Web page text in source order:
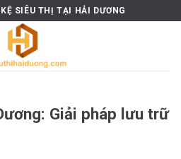
SIÊU THỊ TẠI HẢI DƯƠNG
Giải pháp lưu trữ